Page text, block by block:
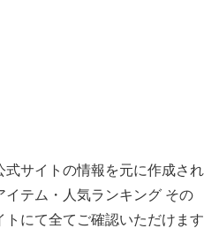
式サイトの情報を元に作成され
テム・人気ランキング その
にて全てご確認いただけます